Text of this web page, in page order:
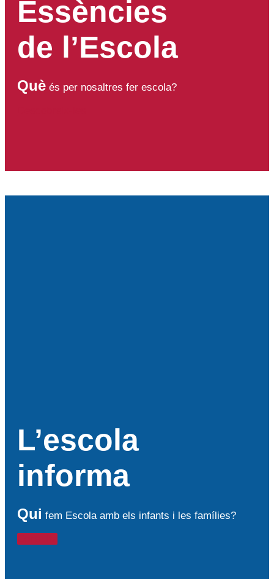
Essències
de l’Escola
Què és per nosaltres fer escola?
L’escola
informa
Qui fem Escola amb els infants i les famílies?